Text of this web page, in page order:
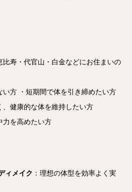
比寿・代官山・白金などにお住まいの
い方 ・短期間で体を引き締めたい方
、健康的な体を維持したい方
力を高めたい方
ィメイク ：理想の体型を効率よく実